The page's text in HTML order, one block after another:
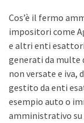
Cos’è il fermo
impositori come
e altri enti
generati da multe
non versate e iva,
gestito da enti
esempio auto o
amministrativo su